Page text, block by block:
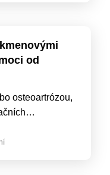
od
osteoartrózou,